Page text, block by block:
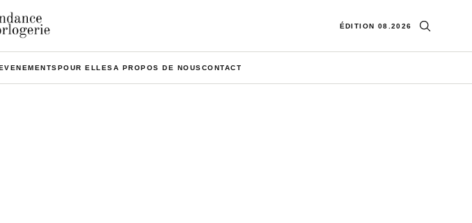
ÉDITION 08.2026 Ouvrir la
POUR ELLESA PROPOS DE NOUSCONTACT